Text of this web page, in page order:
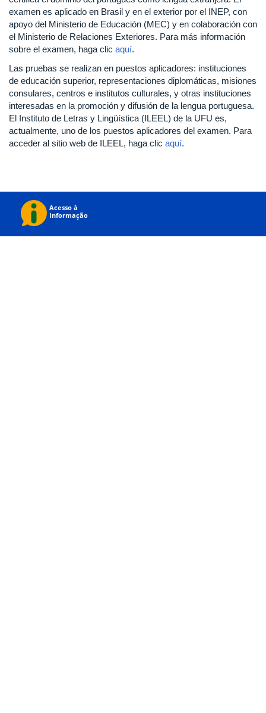
examen es aplicado en Brasil y en el exterior por el INEP, con
apoyo del Ministerio de Educación (MEC) y en colaboración con
el Ministerio de Relaciones Exteriores. Para más información
sobre el examen, haga clic aquí.
Las pruebas se realizan en puestos aplicadores: instituciones
de educación superior, representaciones diplomáticas, misiones
consulares, centros e institutos culturales, y otras instituciones
interesadas en la promoción y difusión de la lengua portuguesa.
El Instituto de Letras y Lingüística (ILEEL) de la UFU es,
actualmente, uno de los puestos aplicadores del examen. Para
acceder al sitio web de ILEEL, haga clic aquí.